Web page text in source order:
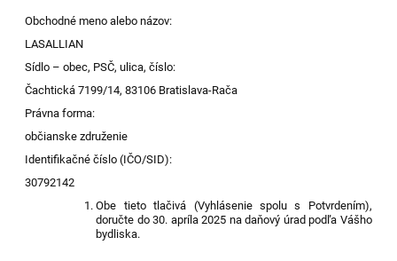
Obchodné meno alebo názov:
LASALLIAN
Sídlo – obec, PSČ, ulica, číslo:
Čachtická 7199/14, 83106 Bratislava-Rača
Právna forma:
občianske združenie
Identifikačné číslo (IČO/SID):
30792142
Obe tieto tlačivá (Vyhlásenie spolu s Potvrdením),
doručte do 30. apríla 2025 na daňový úrad podľa Vášho
bydliska.